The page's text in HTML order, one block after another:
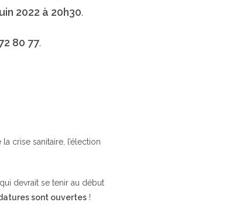
2022 à 20h30.
80 77.
crise sanitaire, l’élection
qui devrait se tenir au début
sont ouvertes !